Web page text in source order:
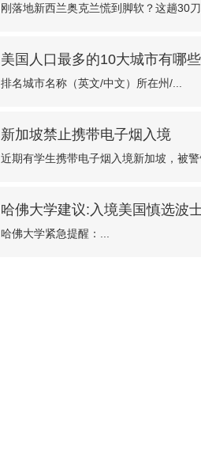
刚落地新西兰奥克兰慌到脚软？这趟30刀
美国人口最多的10大城市有哪
排名城市名称（英文/中文）所在州/...
新加坡禁止携带电子烟入境
近期有学生携带电子烟入境新加坡，被警
哈佛大学建议:入境美国慎选波
哈佛大学紧急提醒：...